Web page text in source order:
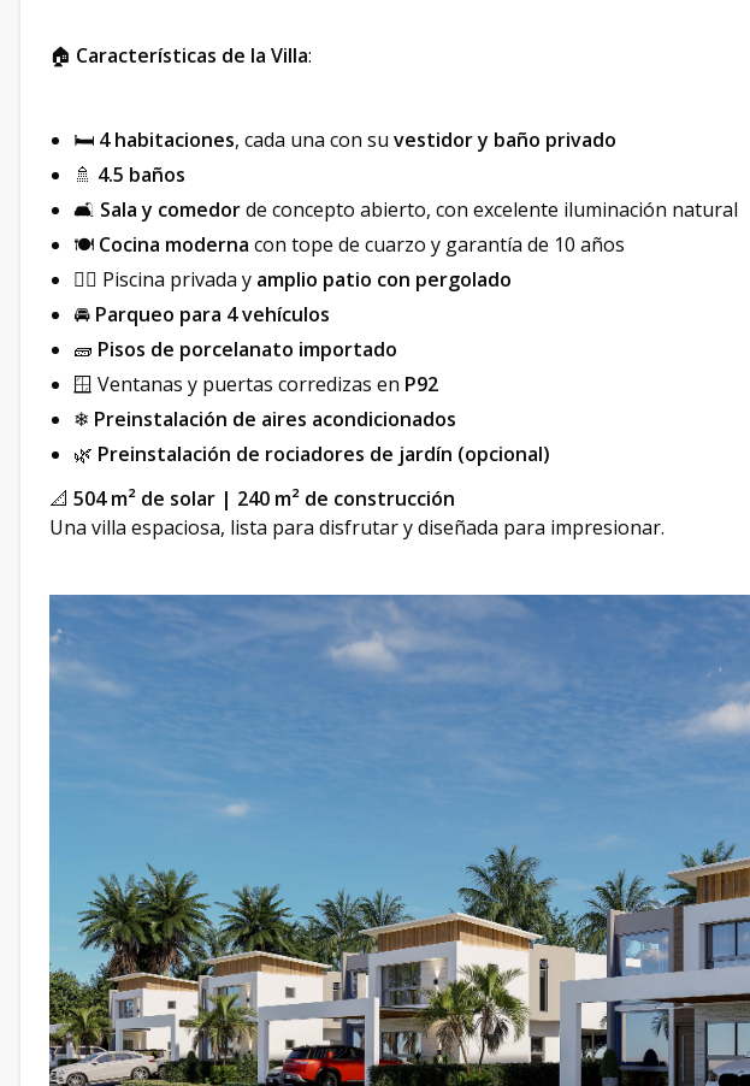
🏠 Características de la Villa:
🛏 4 habitaciones, cada una con su vestidor y baño privado
🚿 4.5 baños
🛋 Sala y comedorde concepto abierto, con excelente iluminación natural
🍽 Cocina moderna con tope de cuarzo y garantía de 10 años
🏊‍♂️ Piscina privada y amplio patio con pergolado
🚘 Parqueo para 4 vehículos
🧱 Pisos de porcelanato importado
🪟 Ventanas y puertas corredizas en P92
❄ Preinstalación de aires acondicionados
🌿 Preinstalación de rociadores de jardín (opcional)
📐 504 m² de solar | 240 m² de construcción
Una villa espaciosa, lista para disfrutar y diseñada para impresionar.